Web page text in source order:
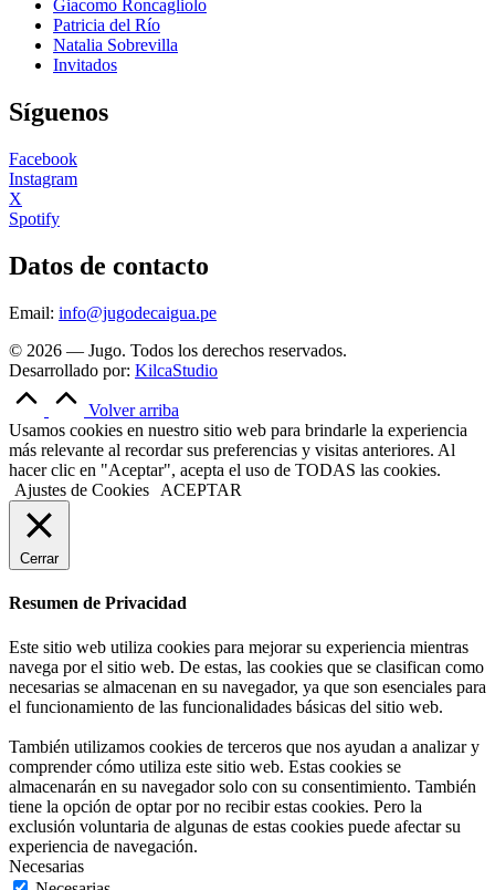
Giacomo Roncagliolo
Patricia del Río
Natalia Sobrevilla
Invitados
Síguenos
Facebook
Instagram
X
Spotify
Datos de contacto
Email: info@jugodecaigua.pe
© 2026 — Jugo. Todos los derechos reservados.
Desarrollado por: KilcaStudio
Volver arriba
Usamos cookies en nuestro sitio web para brindarle la experiencia
más relevante al recordar sus preferencias y visitas anteriores. Al
hacer clic en "Aceptar", acepta el uso de TODAS las cookies.
Ajustes de Cookies
ACEPTAR
Cerrar
Resumen de Privacidad
Este sitio web utiliza cookies para mejorar su experiencia mientras
navega por el sitio web. De estas, las cookies que se clasifican como
necesarias se almacenan en su navegador, ya que son esenciales para
el funcionamiento de las funcionalidades básicas del sitio web.
También utilizamos cookies de terceros que nos ayudan a analizar y
comprender cómo utiliza este sitio web. Estas cookies se
almacenarán en su navegador solo con su consentimiento. También
tiene la opción de optar por no recibir estas cookies. Pero la
exclusión voluntaria de algunas de estas cookies puede afectar su
experiencia de navegación.
Necesarias